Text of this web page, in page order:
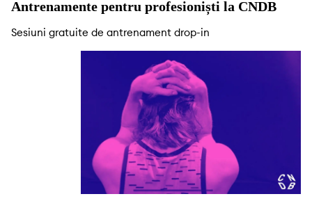
Antrenamente pentru profesioniști la CNDB
Sesiuni gratuite de antrenament drop-in